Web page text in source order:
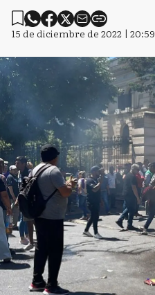
15 de diciembre de 2022 | 20:59